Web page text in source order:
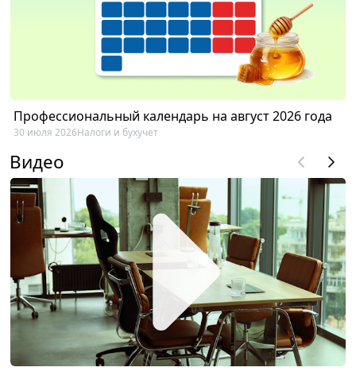
Профессиональный календарь на август 2026 года
30 июля 2026Налоги и бухучет
Видео